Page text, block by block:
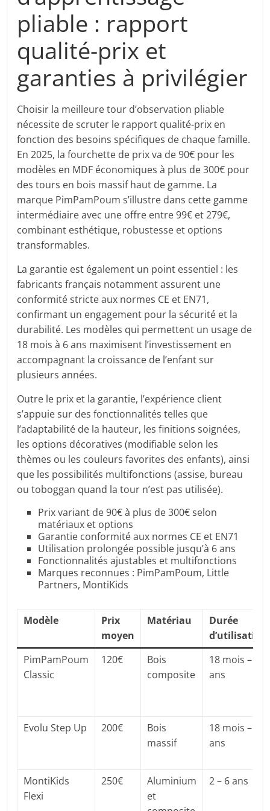
pliable : rapport
qualité-prix et
garanties à privilégier
Choisir la meilleure tour d’observation pliable
nécessite de scruter le rapport qualité-prix en
fonction des besoins spécifiques de chaque famille.
En 2025, la fourchette de prix va de 90€ pour les
modèles en MDF économiques à plus de 300€ pour
des tours en bois massif haut de gamme. La
marque PimPamPoum s’illustre dans cette gamme
intermédiaire avec une offre entre 99€ et 279€,
combinant esthétique, robustesse et options
transformables.
La garantie est également un point essentiel : les
fabricants français notamment assurent une
conformité stricte aux normes CE et EN71,
confirmant un engagement pour la sécurité et la
durabilité. Les modèles qui permettent un usage de
18 mois à 6 ans maximisent l’investissement en
accompagnant la croissance de l’enfant sur
plusieurs années.
Outre le prix et la garantie, l’expérience client
s’appuie sur des fonctionnalités telles que
l’adaptabilité de la hauteur, les finitions soignées,
les options décoratives (modifiable selon les
thèmes ou les couleurs favorites des enfants), ainsi
que les possibilités multifonctions (assise, bureau
ou toboggan quand la tour n’est pas utilisée).
Prix variant de 90€ à plus de 300€ selon
matériaux et options
Garantie conformité aux normes CE et EN71
Utilisation prolongée possible jusqu’à 6 ans
Fonctionnalités ajustables et multifonctions
Marques reconnues : PimPamPoum, Little
Partners, MontiKids
Modèle
Prix
moyen
Matériau
Durée
d’utilisation
PimPamPoum
Classic
120€
Bois
composite
18 mois – 6
ans
Evolu Step Up 200€
Bois
massif
18 mois – 6
ans
MontiKids
Flexi
250€
Aluminium
et
2 – 6 ans